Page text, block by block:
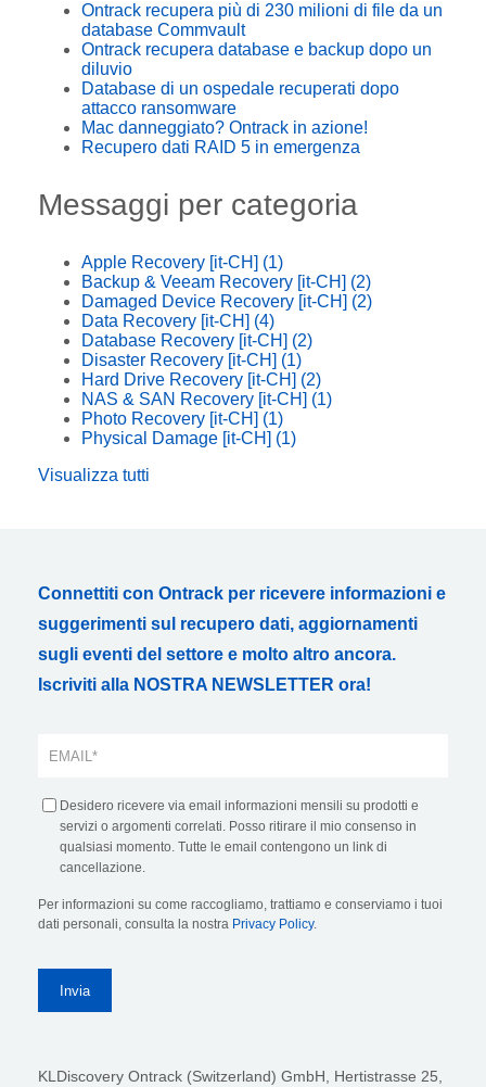
Ontrack recupera più di 230 milioni di file da un
database Commvault
Ontrack recupera database e backup dopo un
diluvio
Database di un ospedale recuperati dopo
attacco ransomware
Mac danneggiato? Ontrack in azione!
Recupero dati RAID 5 in emergenza
Messaggi per categoria
Apple Recovery [it-CH] (1)
Backup & Veeam Recovery [it-CH] (2)
Damaged Device Recovery [it-CH] (2)
Data Recovery [it-CH] (4)
Database Recovery [it-CH] (2)
Disaster Recovery [it-CH] (1)
Hard Drive Recovery [it-CH] (2)
NAS & SAN Recovery [it-CH] (1)
Photo Recovery [it-CH] (1)
Physical Damage [it-CH] (1)
Visualizza tutti
Connettiti con Ontrack per ricevere informazioni e
suggerimenti sul recupero dati, aggiornamenti
sugli eventi del settore e molto altro ancora.
Iscriviti alla NOSTRA NEWSLETTER ora!
Desidero ricevere via email informazioni mensili su prodotti e
servizi o argomenti correlati. Posso ritirare il mio consenso in
qualsiasi momento. Tutte le email contengono un link di
cancellazione.
Per informazioni su come raccogliamo, trattiamo e conserviamo i tuoi
dati personali, consulta la nostra Privacy Policy.
KLDiscovery Ontrack (Switzerland) GmbH, Hertistrasse 25,